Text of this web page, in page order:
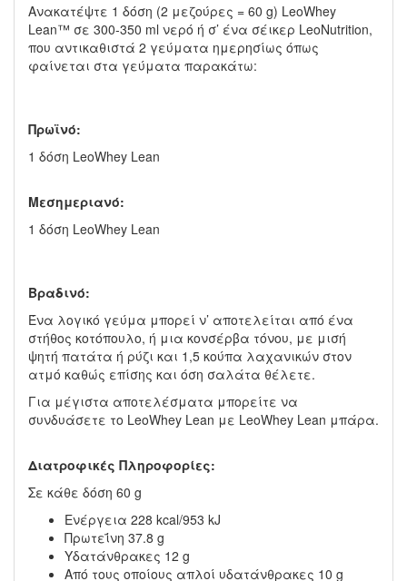
Ανακατέψτε 1 δόση (2 μεζούρες = 60 g) LeoWhey
Lean™ σε 300-350 ml νερό ή σ’ ένα σέικερ LeoNutrition,
που αντικαθιστά 2 γεύματα ημερησίως όπως
φαίνεται στα γεύματα παρακάτω:
Πρωϊνό:
1 δόση LeoWhey Lean
Μεσημεριανό:
1 δόση LeoWhey Lean
Βραδινό:
Ένα λογικό γεύμα μπορεί ν’ αποτελείται από ένα
στήθος κοτόπουλο, ή μια κονσέρβα τόνου, με μισή
ψητή πατάτα ή ρύζι και 1,5 κούπα λαχανικών στον
ατμό καθώς επίσης και όση σαλάτα θέλετε.
Για μέγιστα αποτελέσματα μπορείτε να
συνδυάσετε το LeoWhey Lean με LeoWhey Lean μπάρα.
Διατροφικές Πληροφορίες:
Σε κάθε δόση 60 g
Ενέργεια 228 kcal/953 kJ
Πρωτεΐνη 37.8 g
Υδατάνθρακες 12 g
Από τους οποίους απλοί υδατάνθρακες 10 g